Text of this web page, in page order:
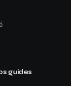
guides